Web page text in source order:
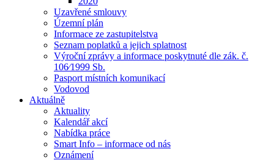
Uzavřené smlouvy
Územní plán
Informace ze zastupitelstva
Seznam poplatků a jejich splatnost
Výroční zprávy a informace poskytnuté dle zák. č.
106⁄1999 Sb.
Pasport místních komunikací
Vodovod
Aktuálně
Aktuality
Kalendář akcí
Nabídka práce
Smart Info – informace od nás
Oznámení